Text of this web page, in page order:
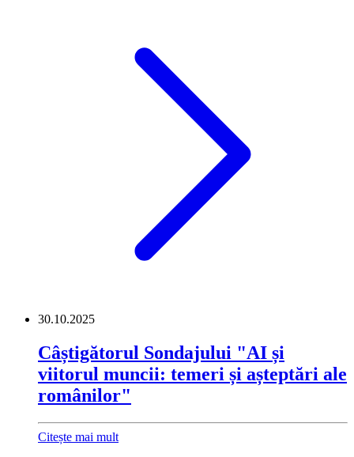
30.10.2025
Câștigătorul Sondajului "AI și
viitorul muncii: temeri și așteptări ale
românilor"
Citește mai mult